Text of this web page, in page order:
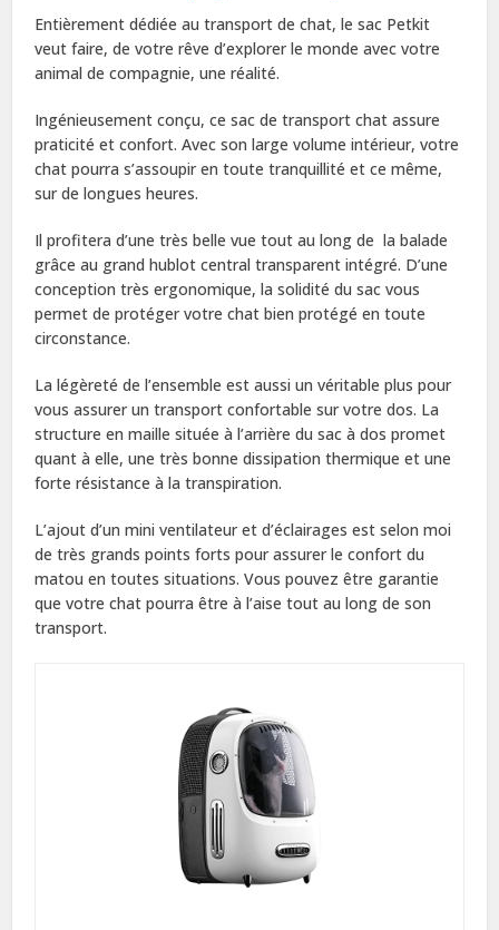
Entièrement dédiée au transport de chat, le sac Petkit
veut faire, de votre rêve d’explorer le monde avec votre
animal de compagnie, une réalité.
Ingénieusement conçu, ce sac de transport chat assure
praticité et confort. Avec son large volume intérieur, votre
chat pourra s’assoupir en toute tranquillité et ce même,
sur de longues heures.
Il profitera d’une très belle vue tout au long de la balade
grâce au grand hublot central transparent intégré. D’une
conception très ergonomique, la solidité du sac vous
permet de protéger votre chat bien protégé en toute
circonstance.
La légèreté de l’ensemble est aussi un véritable plus pour
vous assurer un transport confortable sur votre dos. La
structure en maille située à l’arrière du sac à dos promet
quant à elle, une très bonne dissipation thermique et une
forte résistance à la transpiration.
L’ajout d’un mini ventilateur et d’éclairages est selon moi
de très grands points forts pour assurer le confort du
matou en toutes situations. Vous pouvez être garantie
que votre chat pourra être à l’aise tout au long de son
transport.